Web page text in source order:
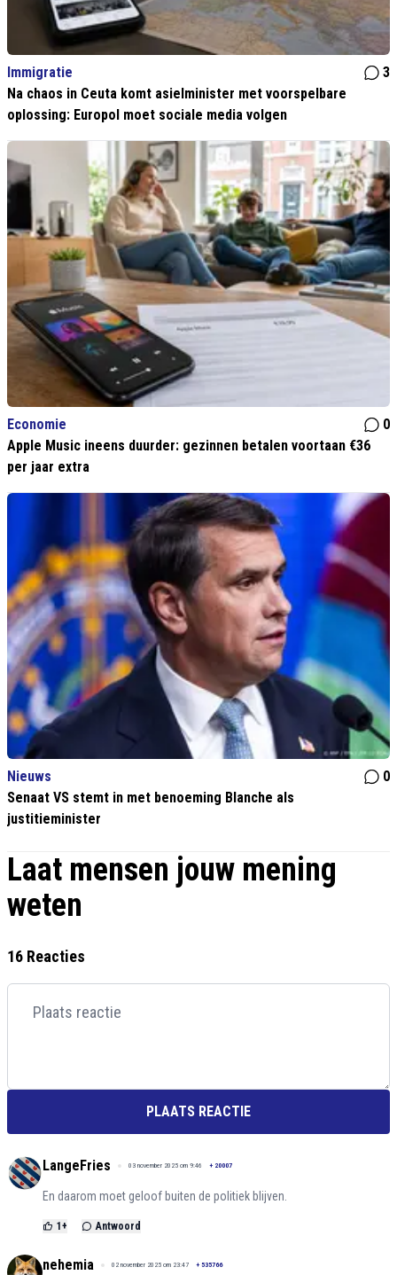
Immigratie
3
Na chaos in Ceuta komt asielminister met voorspelbare
oplossing: Europol moet sociale media volgen
Economie
0
Apple Music ineens duurder: gezinnen betalen voortaan €36
per jaar extra
Nieuws
0
Senaat VS stemt in met benoeming Blanche als
justitieminister
Laat mensen jouw mening
weten
16 Reacties
PLAATS REACTIE
LangeFries 03 november 2025 om 9:46 + 20007
En daarom moet geloof buiten de politiek blijven.
1 + Antwoord
nehemia 02 november 2025 om 23:47 + 535766